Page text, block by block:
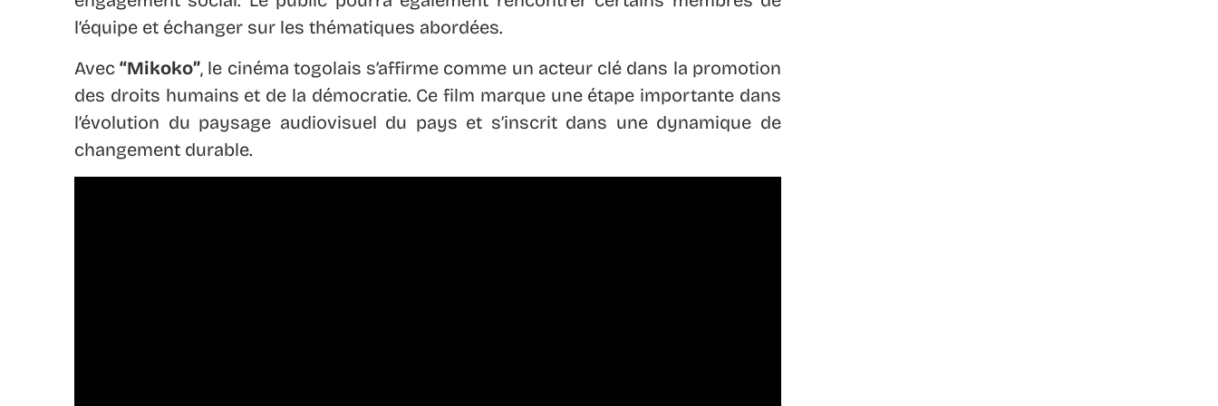
l’équipe et échanger sur les thématiques abordées.
Avec“Mikoko”, le cinéma togolais s’affirme comme un acteur clé dans la promotion
des droits humains et de la démocratie. Ce film marque une étape importante dans
l’évolution du paysage audiovisuel du pays et s’inscrit dans une dynamique de
changement durable.